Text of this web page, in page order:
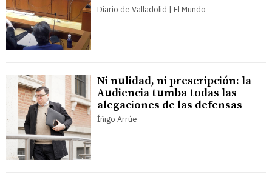
Diario de Valladolid | El Mundo
Ni nulidad, ni prescripción: la
Audiencia tumba todas las
alegaciones de las defensas
Íñigo Arrúe